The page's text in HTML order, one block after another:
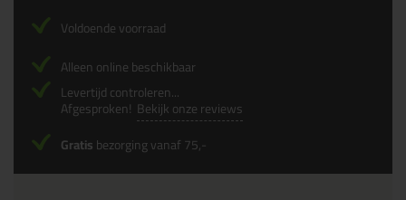
Voldoende voorraad
Alleen online beschikbaar
Levertijd controleren...
Afgesproken! Bekijk onze reviews
Gratisbezorging vanaf 75,-